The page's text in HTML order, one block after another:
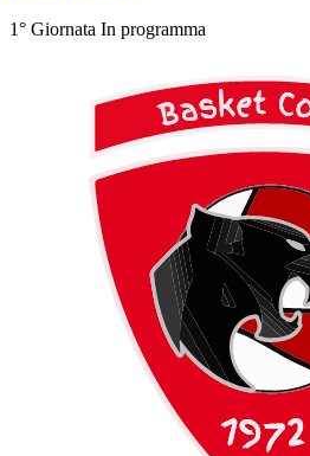
1° Giornata In programma